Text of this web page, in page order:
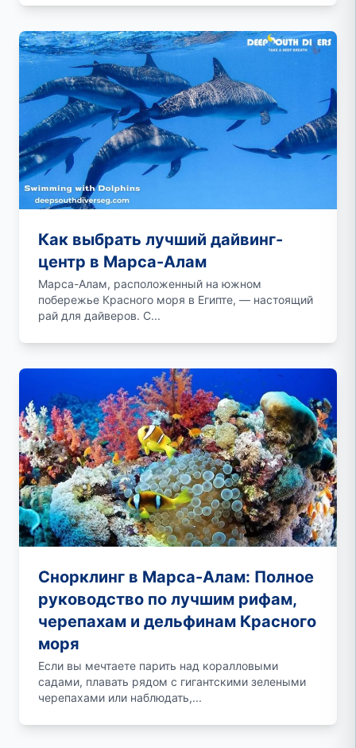
Как выбрать лучший дайвинг-
центр в Марса-Алам
Марса-Алам, расположенный на южном
побережье Красного моря в Египте, — настоящий
рай для дайверов. С...
Снорклинг в Марса-Алам: Полное
руководство по лучшим рифам,
черепахам и дельфинам Красного
моря
Если вы мечтаете парить над коралловыми
садами, плавать рядом с гигантскими зелеными
черепахами или наблюдать,...